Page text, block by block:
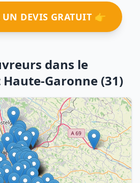
UN DEVIS GRATUIT 👉
dans le
Garonne (31)